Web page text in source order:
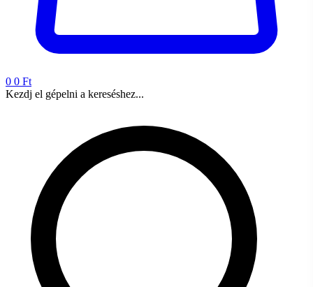
0 0 Ft
Kezdj el gépelni a kereséshez...